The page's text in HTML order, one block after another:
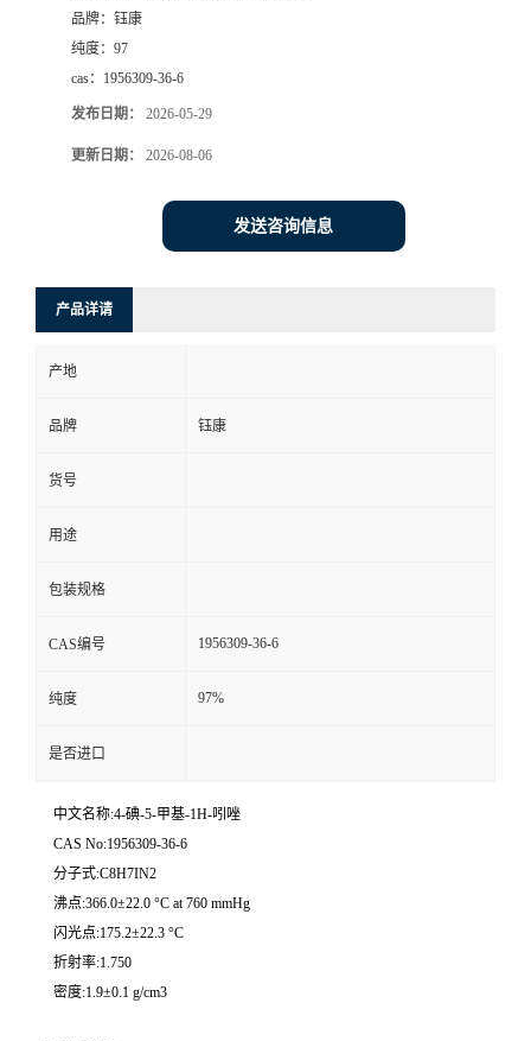
品牌： 钰康
纯度： 97
cas： 1956309-36-6
发布日期： 2026-05-29
更新日期： 2026-08-06
发送咨询信息
产品详请
产地
品牌 钰康
货号
用途
包装规格
CAS编号 1956309-36-6
纯度 97%
是否进口
中文名称:4-碘-5-甲基-1H-吲唑
CAS No:1956309-36-6
分子式:C8H7IN2
沸点:366.0±22.0 °C at 760 mmHg
闪光点:175.2±22.3 °C
折射率:1.750
密度:1.9±0.1 g/cm3